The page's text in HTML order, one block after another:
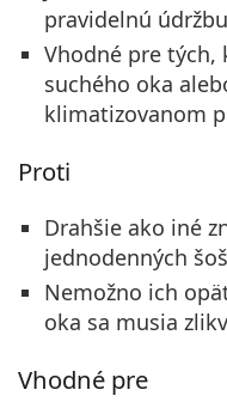
pravidelnú údržbu
Vhodné pre
suchého oka
klimatizovanom
Proti
Drahšie ako iné
jednodenných
Nemožno ich
oka sa musia
Vhodné pre